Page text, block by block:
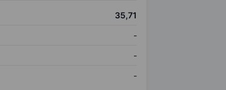
35,71
-
-
-